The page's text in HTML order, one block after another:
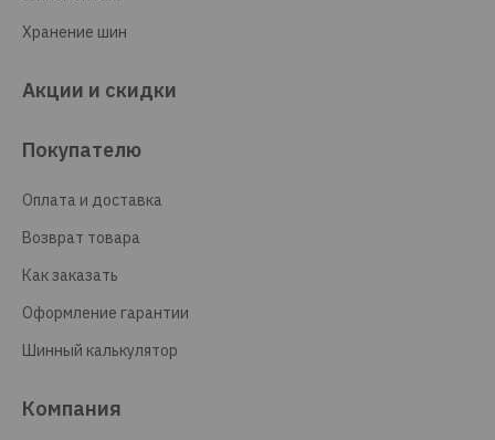
Хранение шин
Акции и скидки
Покупателю
Оплата и доставка
Возврат товара
Как заказать
Оформление гарантии
Шинный калькулятор
Компания